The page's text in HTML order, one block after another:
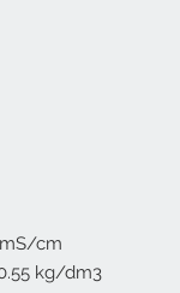
cm
kg/dm3